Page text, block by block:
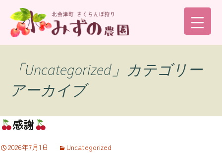
テ
ツ
キ
「Uncategorized」カテゴリー
アーカイブ
感謝
2026年7月1日
Uncategorized